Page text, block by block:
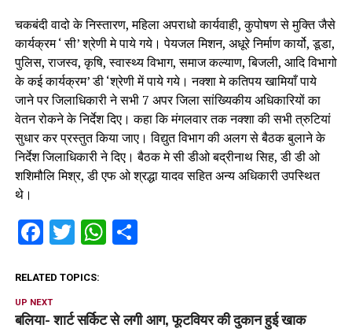
चकबंदी वादो के निस्तारण, महिला अपराधो कार्यवाही, कुपोषण से मुक्ति जैसे
कार्यक्रम ‘ सी’ श्रेणी मे पाये गये। पेयजल मिशन, अधूरे निर्माण कार्यो, डूडा,
पुलिस, राजस्व, कृषि, स्वास्थ्य विभाग, समाज कल्याण, बिजली, आदि विभागो
के कई कार्यक्रम’ डी ‘श्रेणी में पाये गये। नक्शा मे कतिपय खामियाँ पाये
जाने पर जिलाधिकारी ने सभी 7 अपर जिला सांख्यिकीय अधिकारियों का
वेतन रोकने के निर्देश दिए। कहा कि मंगलवार तक नक्शा की सभी त्रुटियां
सुधार कर प्रस्तुत किया जाए। विद्युत विभाग की अलग से बैठक बुलाने के
निर्देश जिलाधिकारी ने दिए। बैठक मे सी डीओ बद्रीनाथ सिह, डी डी ओ
शशिमौलि मिश्र, डी एफ ओ श्रद्धा यादव सहित अन्य अधिकारी उपस्थित
थे।
Facebook
TwitterWhatsApp
Share
RELATED TOPICS:
UP NEXT
बलिया- शार्ट सर्किट से लगी आग, फूटवियर की दुकान हुई खाक